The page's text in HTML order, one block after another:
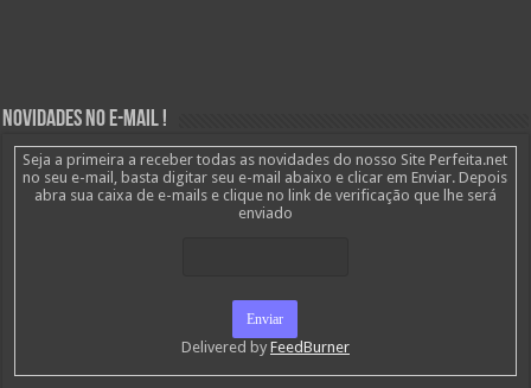
Novidades no E-mail !
Seja a primeira a receber todas as novidades do nosso Site Perfeita.net
no seu e-mail, basta digitar seu e-mail abaixo e clicar em Enviar. Depois
abra sua caixa de e-mails e clique no link de verificação que lhe será
enviado
Delivered by FeedBurner